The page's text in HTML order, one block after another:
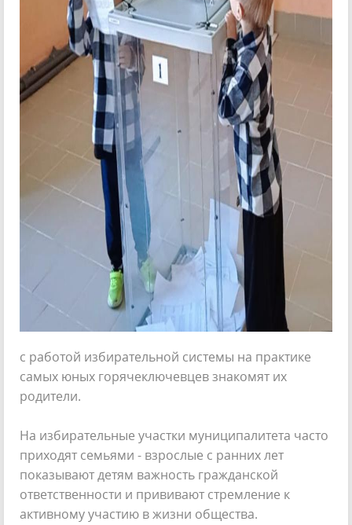
с работой избирательной системы на практике
самых юных горячеключевцев знакомят их
родители.
На избирательные участки муниципалитета часто
приходят семьями - взрослые с ранних лет
показывают детям важность гражданской
ответственности и прививают стремление к
активному участию в жизни общества.